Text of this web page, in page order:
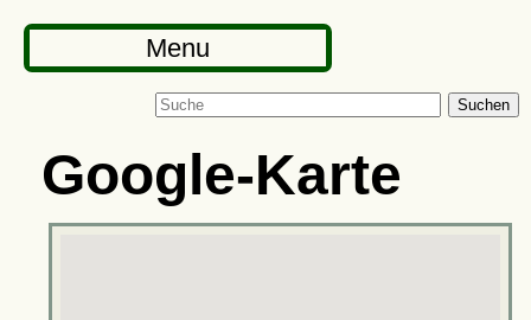
Menu
Suchen
Google-Karte